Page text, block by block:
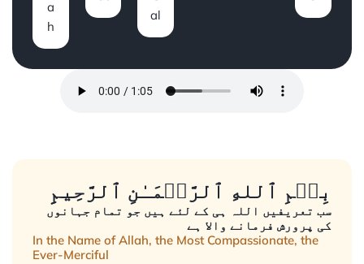
a
h
al
بِسۡمِ ٱللهِ ٱلرَّحۡمَـٰنِ ٱلرَّحِيمِِ
سب تعریفیں اللہ ہی کے لئے ہیں جو تمام جہانوں
کی پرورش فرمانے والا ہے
In the Name of Allah, the Most Compassionate, the
Ever-Merciful